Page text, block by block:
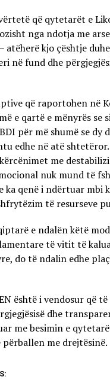
që qytetarët e
nga ndotja me
atëherë kjo çështje
në fund dhe
që raportohen në
e qartë e mënyrës se
për më shumë se dy
edhe në atë
me
nuk mund të
ka qenë i ndërtuar mbi
të resurseve
e ndalën këtë
të vitit të
do të ndalin edhe
është i vendosur që
dhe
me besimin e
me drejtësinë.